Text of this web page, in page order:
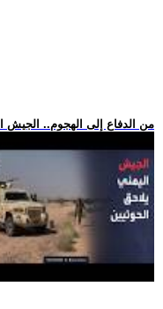
.. من الدفاع إلى الهجوم..